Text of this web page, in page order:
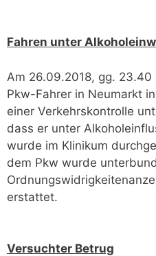
Fahren unter
Am 26.09.2018, gg.
Pkw-Fahrer in Neumarkt
einer Verkehrskontrolle
dass er unter
wurde im Klinikum
dem Pkw wurde
erstattet.
Versuchter Betrug